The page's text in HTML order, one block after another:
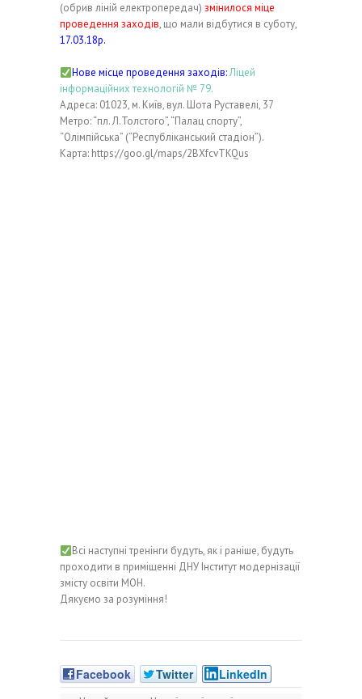
(обрив ліній електропередач) змінилося міце
проведення заходів, що мали відбутися в суботу,
17.03.18р.
Нове місце проведення заходів:Ліцей
інформаційних технологій № 79.
Адреса: 01023, м. Київ, вул. Шота Руставелі, 37
Метро: “пл. Л.Толстого”, “Палац спорту”,
“Олімпійська” (“Республіканський стадіон”).
Карта: https://goo.gl/maps/2BXfcvTKQus
Всі наступні тренінги будуть, як і раніше, будуть
проходити в приміщенні ДНУ Інститут модернізації
змісту освіти МОН.
Дякуємо за розуміння!
Facebook Twitter LinkedIn